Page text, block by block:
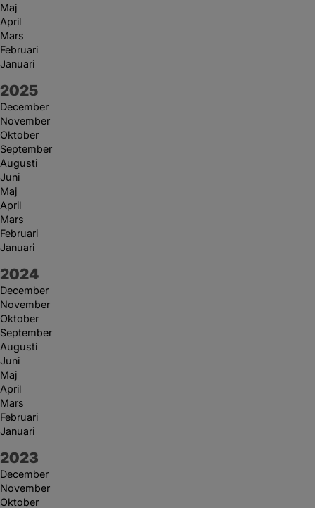
Maj
April
Mars
Februari
Januari
År:
2025
December
November
Oktober
September
Augusti
Juni
Maj
April
Mars
Februari
Januari
År:
2024
December
November
Oktober
September
Augusti
Juni
Maj
April
Mars
Februari
Januari
År:
2023
December
November
Oktober